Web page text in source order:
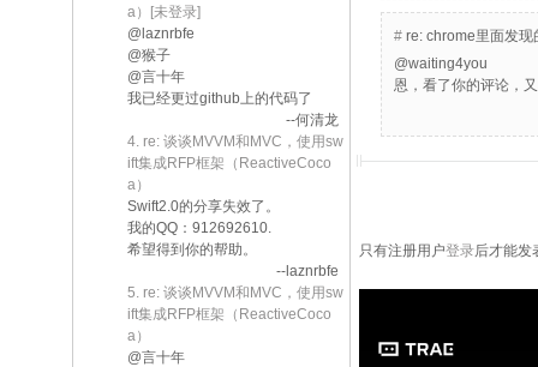
a）[未登录]
@laznrbfe
@猴子
@言十年
我已经更过github上的代码了
--何清龙
4. re: 谈谈MVVM和MVC，使用sw
ift集成RFP框架（ReactiveCoco
a）
Swift2.0的分享失效了。
我的QQ：912692610.
希望得到你的帮助。
--laznrbfe
5. re: 谈谈MVVM和MVC，使用sw
ift集成RFP框架（ReactiveCoco
a）
@言十年
# re: chrome里面发现
@waiting4you
恩，看了你的评论，
只有注册用户登录后才能发